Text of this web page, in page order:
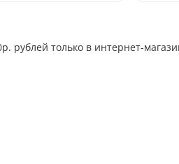
рублей только в интернет-